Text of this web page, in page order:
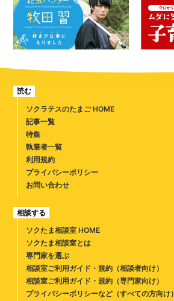
読む
ソクラテスのたまご HOME
記事一覧
特集
執筆者一覧
利用規約
プライバシーポリシー
お問い合わせ
相談する
ソクたま相談室 HOME
ソクたま相談室とは
専門家を選ぶ
相談室ご利用ガイド・規約（相談者向け）
相談室ご利用ガイド・規約（専門家向け）
プライバシーポリシーなど（すべての方向け）